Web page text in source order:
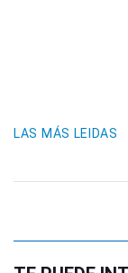
LAS MÁS LEIDAS